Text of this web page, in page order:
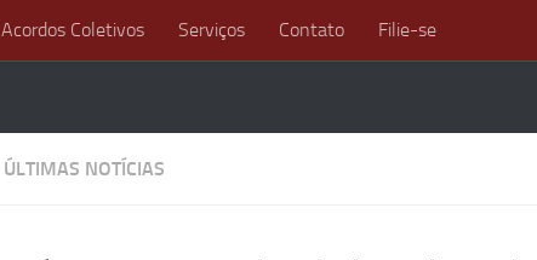
Acordos Coletivos Serviços Contato Filie-se
ÚLTIMAS NOTÍCIAS